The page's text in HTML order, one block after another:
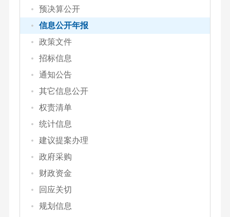
预决算公开
信息公开年报
政策文件
招标信息
通知公告
其它信息公开
权责清单
统计信息
建议提案办理
政府采购
财政资金
回应关切
规划信息